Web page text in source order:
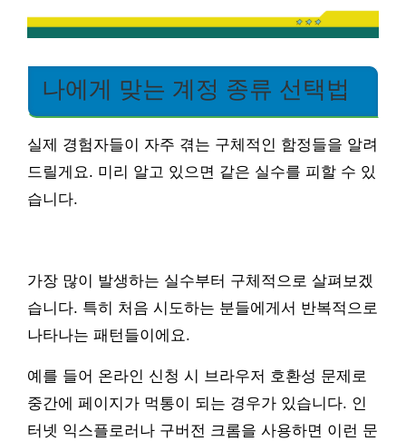
나에게 맞는 계정 종류 선택법
실제 경험자들이 자주 겪는 구체적인 함정들을 알려
드릴게요. 미리 알고 있으면 같은 실수를 피할 수 있
습니다.
가장 많이 발생하는 실수부터 구체적으로 살펴보겠
습니다. 특히 처음 시도하는 분들에게서 반복적으로
나타나는 패턴들이에요.
예를 들어 온라인 신청 시 브라우저 호환성 문제로
중간에 페이지가 먹통이 되는 경우가 있습니다. 인
터넷 익스플로러나 구버전 크롬을 사용하면 이런 문